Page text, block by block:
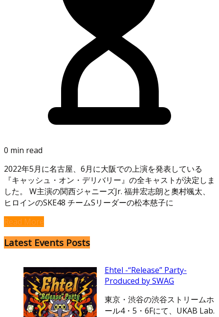
0 min read
2022年5月に名古屋、6月に大阪での上演を発表している
『キャッシュ・オン・デリバリー』の全キャストが決定しま
した。 W主演の関西ジャニーズJr. 福井宏志朗と奧村颯太、
ヒロインのSKE48 チームSリーダーの松本慈子に
Read More
Latest Events Posts
Ehtel -“Release” Party-
Produced by SWAG
東京・渋谷の渋谷ストリームホ
ール4・5・6Fにて、UKAB Lab.